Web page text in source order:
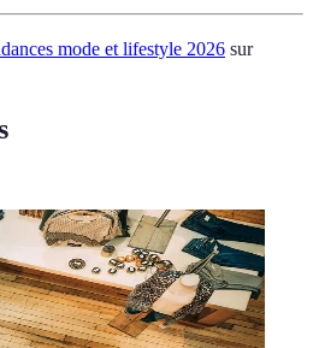
mode et lifestyle 2026 sur